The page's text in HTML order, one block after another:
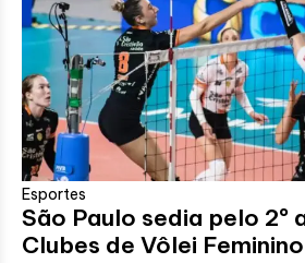
Esportes
São Paulo sedia pelo 2º
Clubes de Vôlei Feminino